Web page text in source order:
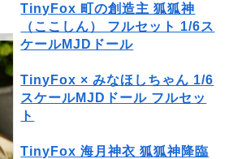
TinyFox 町の創造主 狐狐神
（ここしん） フルセット 1/6ス
ケールMJDドール
TinyFox × みなほしちゃん 1/6
スケールMJDドール フルセッ
ト
TinyFox 海月神衣 狐狐神降臨